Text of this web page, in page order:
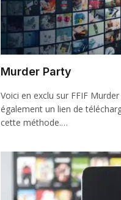
Murder Party
Voici en exclu sur FFIF
également un lien de
cette méthode.…